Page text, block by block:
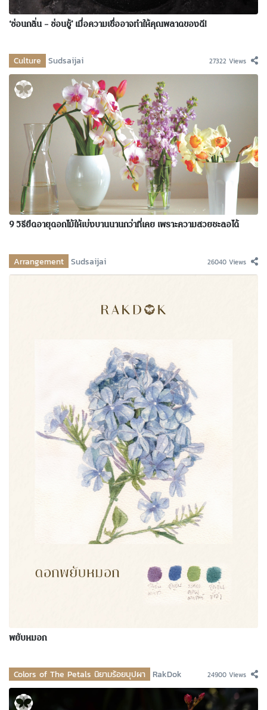
‘ซ่อนกลิ่น – ซ่อนชู้’ เมื่อความเชื่ออาจทำให้คุณพลาดของดี!
Culture Sudsaijai 27322 Views
9 วิธียืดอายุดอกไม้ให้เบ่งบานนานกว่าที่เคย เพราะความสวยชะลอได้
Arrangement Sudsaijai 26040 Views
พยับหมอก
Colors of The Petals นิยามร้อยบุปผา RakDok 24900 Views